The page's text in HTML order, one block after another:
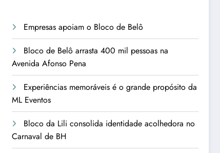
Empresas apoiam o Bloco de Belô
Bloco de Belô arrasta 400 mil pessoas na
Avenida Afonso Pena
Experiências memoráveis é o grande propósito da
ML Eventos
Bloco da Lili consolida identidade acolhedora no
Carnaval de BH